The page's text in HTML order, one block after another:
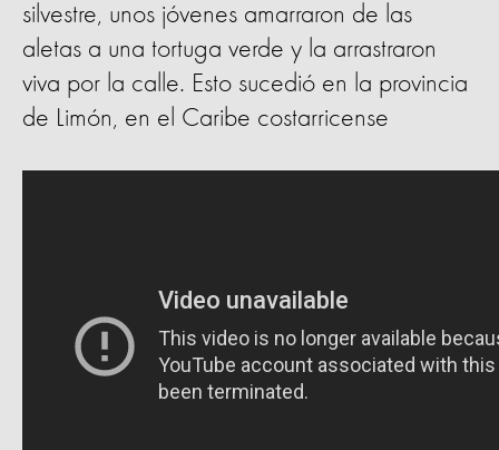
silvestre, unos jóvenes amarraron de las
aletas a una tortuga verde y la arrastraron
viva por la calle. Esto sucedió en la provincia
de Limón, en el Caribe costarricense